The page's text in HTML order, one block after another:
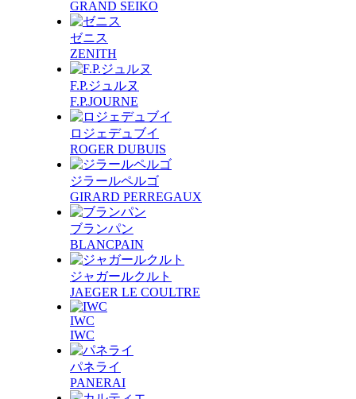
GRAND SEIKO
ゼニス
ZENITH
F.P.ジュルヌ
F.P.JOURNE
ロジェデュブイ
ROGER DUBUIS
ジラールペルゴ
GIRARD PERREGAUX
ブランパン
BLANCPAIN
ジャガールクルト
JAEGER LE COULTRE
IWC
IWC
パネライ
PANERAI